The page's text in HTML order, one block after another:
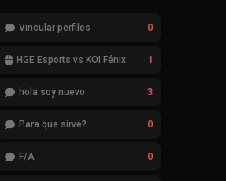
Vincular perfiles 0
HGE Esports vs KOI Fénix 1
hola soy nuevo 3
Para que sirve? 0
F/A 0